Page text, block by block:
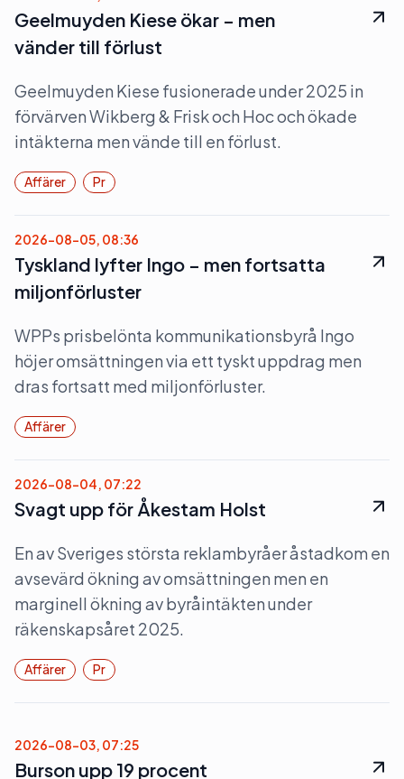
Geelmuyden Kiese ökar – men
vänder till förlust
Geelmuyden Kiese fusionerade under 2025 in
förvärven Wikberg & Frisk och Hoc och ökade
intäkterna men vände till en förlust.
Affärer Pr
2026-08-05, 08:36
Tyskland lyfter Ingo – men fortsatta
miljonförluster
WPPs prisbelönta kommunikationsbyrå Ingo
höjer omsättningen via ett tyskt uppdrag men
dras fortsatt med miljonförluster.
Affärer
2026-08-04, 07:22
Svagt upp för Åkestam Holst
En av Sveriges största reklambyråer åstadkom en
avsevärd ökning av omsättningen men en
marginell ökning av byråintäkten under
räkenskapsåret 2025.
Affärer Pr
2026-08-03, 07:25
Burson upp 19 procent